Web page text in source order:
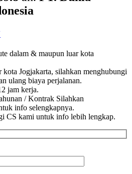
dalam & maupun luar kota
Jogjakarta, silahkan menghubungi
ulang biaya perjalanan.
jam kerja.
/ Kontrak Silahkan
info selengkapnya.
CS kami untuk info lebih lengkap.